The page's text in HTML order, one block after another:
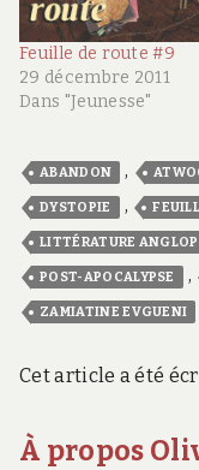
Feuille de route #9
29 décembre 2011
Dans "Jeunesse"
ABANDON ,
DYSTOPIE ,
LITTÉRATURE
POST-APOCALYPSE ,
ZAMIATINE EVGUENI
Cet article a été
À propos